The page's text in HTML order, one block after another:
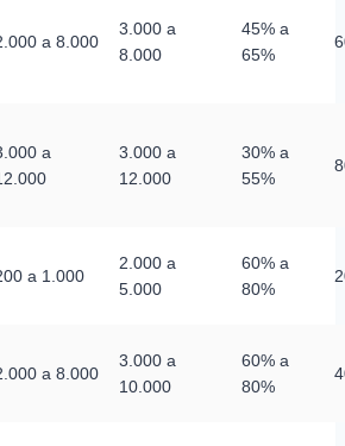
a 8.000
3.000 a
8.000
45% a
65%
a
3.000 a
12.000
30% a
55%
a 1.000
2.000 a
5.000
60% a
80%
a 8.000
3.000 a
10.000
60% a
80%